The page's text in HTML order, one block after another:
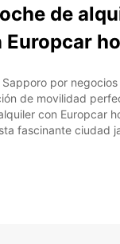
de
Europcar
por
de movilidad
con Europcar
fascinante ciudad